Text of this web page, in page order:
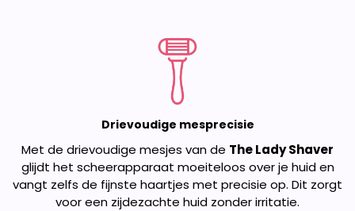
Drievoudige mesprecisie
Met de drievoudige mesjes van de The Lady Shaver
glijdt het scheerapparaat moeiteloos over je huid en
vangt zelfs de fijnste haartjes met precisie op. Dit zorgt
voor een zijdezachte huid zonder irritatie.